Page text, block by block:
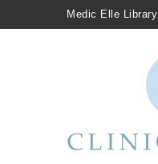
Medic Elle Library